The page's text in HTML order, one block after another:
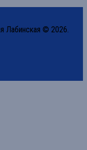
Лабинская © 2026.